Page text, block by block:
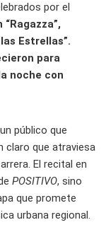
por el
Estrellas”.
para
noche con
público que
claro que atraviesa
El recital en
POSITIVO, sino
que promete
urbana regional.